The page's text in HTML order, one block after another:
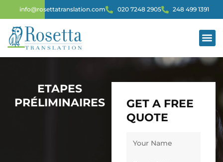
info@rosettatranslation.com 020 7248 2905 248 499 1391
ETAPES
PRÉLIMINAIRES
GET A FREE
QUOTE